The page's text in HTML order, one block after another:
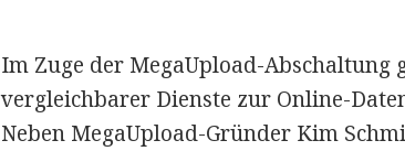
Im Zuge der MegaUpload-Abschaltung
vergleichbarer Dienste zur Online-
Neben MegaUpload-Gründer Kim